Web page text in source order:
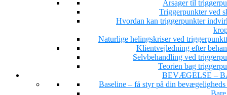
Årsager til
Triggerpunkter ved
Hvordan kan triggerpunkter
Naturlige helingskriser ved
Klientvejledning efter
Selvbehandling ved
Teorien bag
BEVÆGELSE –
Baseline – få styr på din bevægeligheds